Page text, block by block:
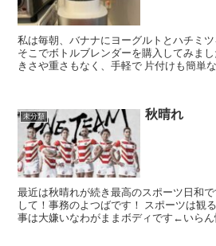
私は毎朝、バナナにヨーグルトとハチミ
そこでボトルブレンダーを購入してみました✨ ミキサーのよ
きさや重さもなく、手軽で 片付けも簡単
未分類 秋晴れ
最近は秋晴れが続き最高のスポーツ日和ですね
して！事務のよつばです！ スポーツは観
事は大嫌いなわがままボディです←いらん情報 息子が春から